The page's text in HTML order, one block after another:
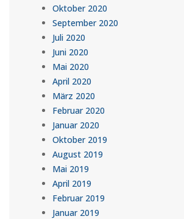
Oktober 2020
September 2020
Juli 2020
Juni 2020
Mai 2020
April 2020
März 2020
Februar 2020
Januar 2020
Oktober 2019
August 2019
Mai 2019
April 2019
Februar 2019
Januar 2019